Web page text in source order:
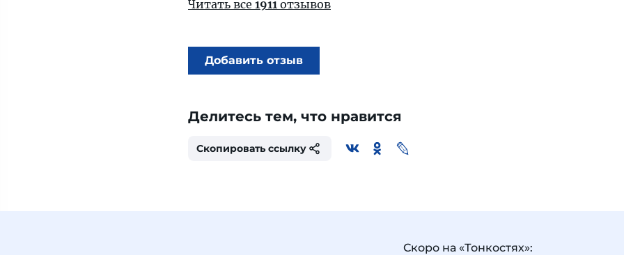
Читать все 1911 отзывов
Добавить отзыв
Делитесь тем, что нравится
Скопировать ссылку
Скоро на «Тонкостях»: